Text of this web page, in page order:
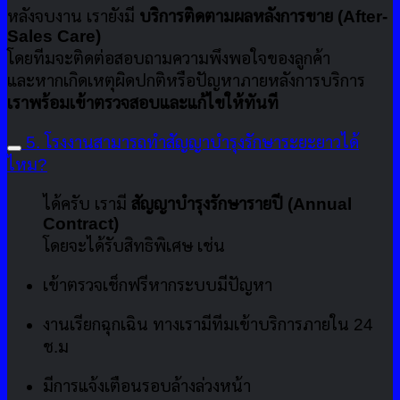
หลังจบงาน เรายังมี บริการติดตามผลหลังการขาย (After-
Sales Care)
โดยทีมจะติดต่อสอบถามความพึงพอใจของลูกค้า
และหากเกิดเหตุผิดปกติหรือปัญหาภายหลังการบริการ
เราพร้อมเข้าตรวจสอบและแก้ไขให้ทันที
5. โรงงานสามารถทำสัญญาบำรุงรักษาระยะยาวได้
ไหม?
ได้ครับ เรามี สัญญาบำรุงรักษารายปี (Annual
Contract)
โดยจะได้รับสิทธิพิเศษ เช่น
เข้าตรวจเช็กฟรีหากระบบมีปัญหา
งานเรียกฉุกเฉิน ทางเรามีทีมเข้าบริการภายใน 24
ช.ม
มีการแจ้งเตือนรอบล้างล่วงหน้า